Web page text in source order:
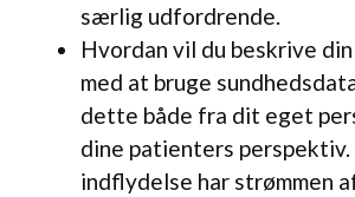
særlig udfordrende.
Hvordan vil du beskrive
med at bruge
dette både fra dit eget
dine patienters
indflydelse har strømmen